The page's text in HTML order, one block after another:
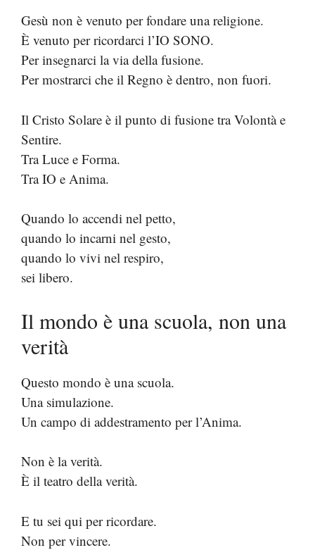
Gesù non è venuto per fondare una religione.
È venuto per ricordarci l’IO SONO.
Per insegnarci la via della fusione.
Per mostrarci che il Regno è dentro, non fuori.
Il Cristo Solare è il punto di fusione tra Volontà e
Sentire.
Tra Luce e Forma.
Tra IO e Anima.
Quando lo accendi nel petto,
quando lo incarni nel gesto,
quando lo vivi nel respiro,
sei libero.
Il mondo è una scuola, non una
verità
Questo mondo è una scuola.
Una simulazione.
Un campo di addestramento per l’Anima.
Non è la verità.
È il teatro della verità.
E tu sei qui per ricordare.
Non per vincere.